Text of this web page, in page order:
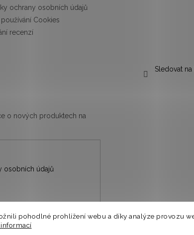
pohodlné prohlížení webu a díky analýze provozu
ochrany osobních údajů
Cookies
recenzí
Sledovat
o nových produktech na
osobních údajů